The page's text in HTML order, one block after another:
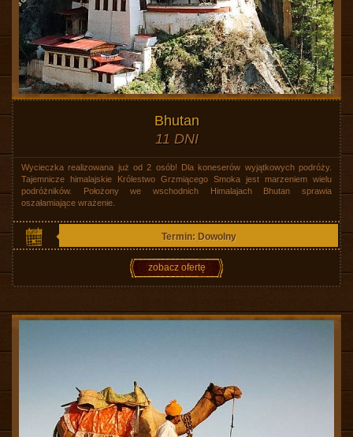
Bhutan
11 DNI
Wycieczka realizowana już od 2 osób! Dla koneserów wyjątkowych podróży.
Tajemnicze himalajskie Królestwo Grzmiącego Smoka jest marzeniem wielu
podróżników. Położony we wschodnich Himalajach Bhutan sprawia
oszałamiające wrażenie.
Termin: Dowolny
zobacz ofertę